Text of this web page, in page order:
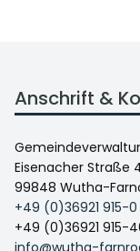
Anschrift &
Eisenacher Straße
99848 Wutha-
+49 (0)36921 915-0
+49 (0)36921 915-